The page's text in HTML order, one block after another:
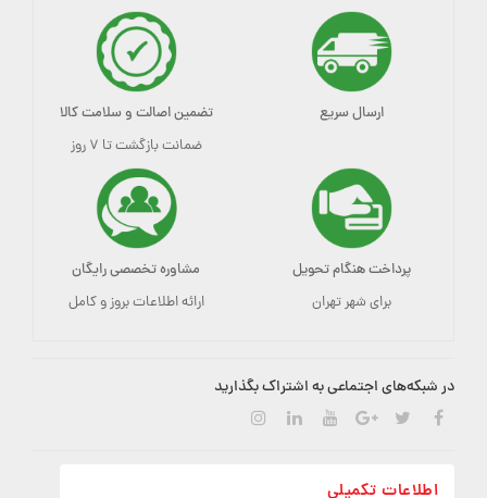
ارسال سریع تضمین اصالت و سلامت کالا
ضمانت بازگشت تا ۷ روز
پرداخت هنگام تحویل
برای شهر تهران
مشاوره تخصصی رایگان
ارائه اطلاعات بروز و کامل
در شبکه‌های اجتماعی به اشتراک بگذارید
اطلاعات تکمیلی